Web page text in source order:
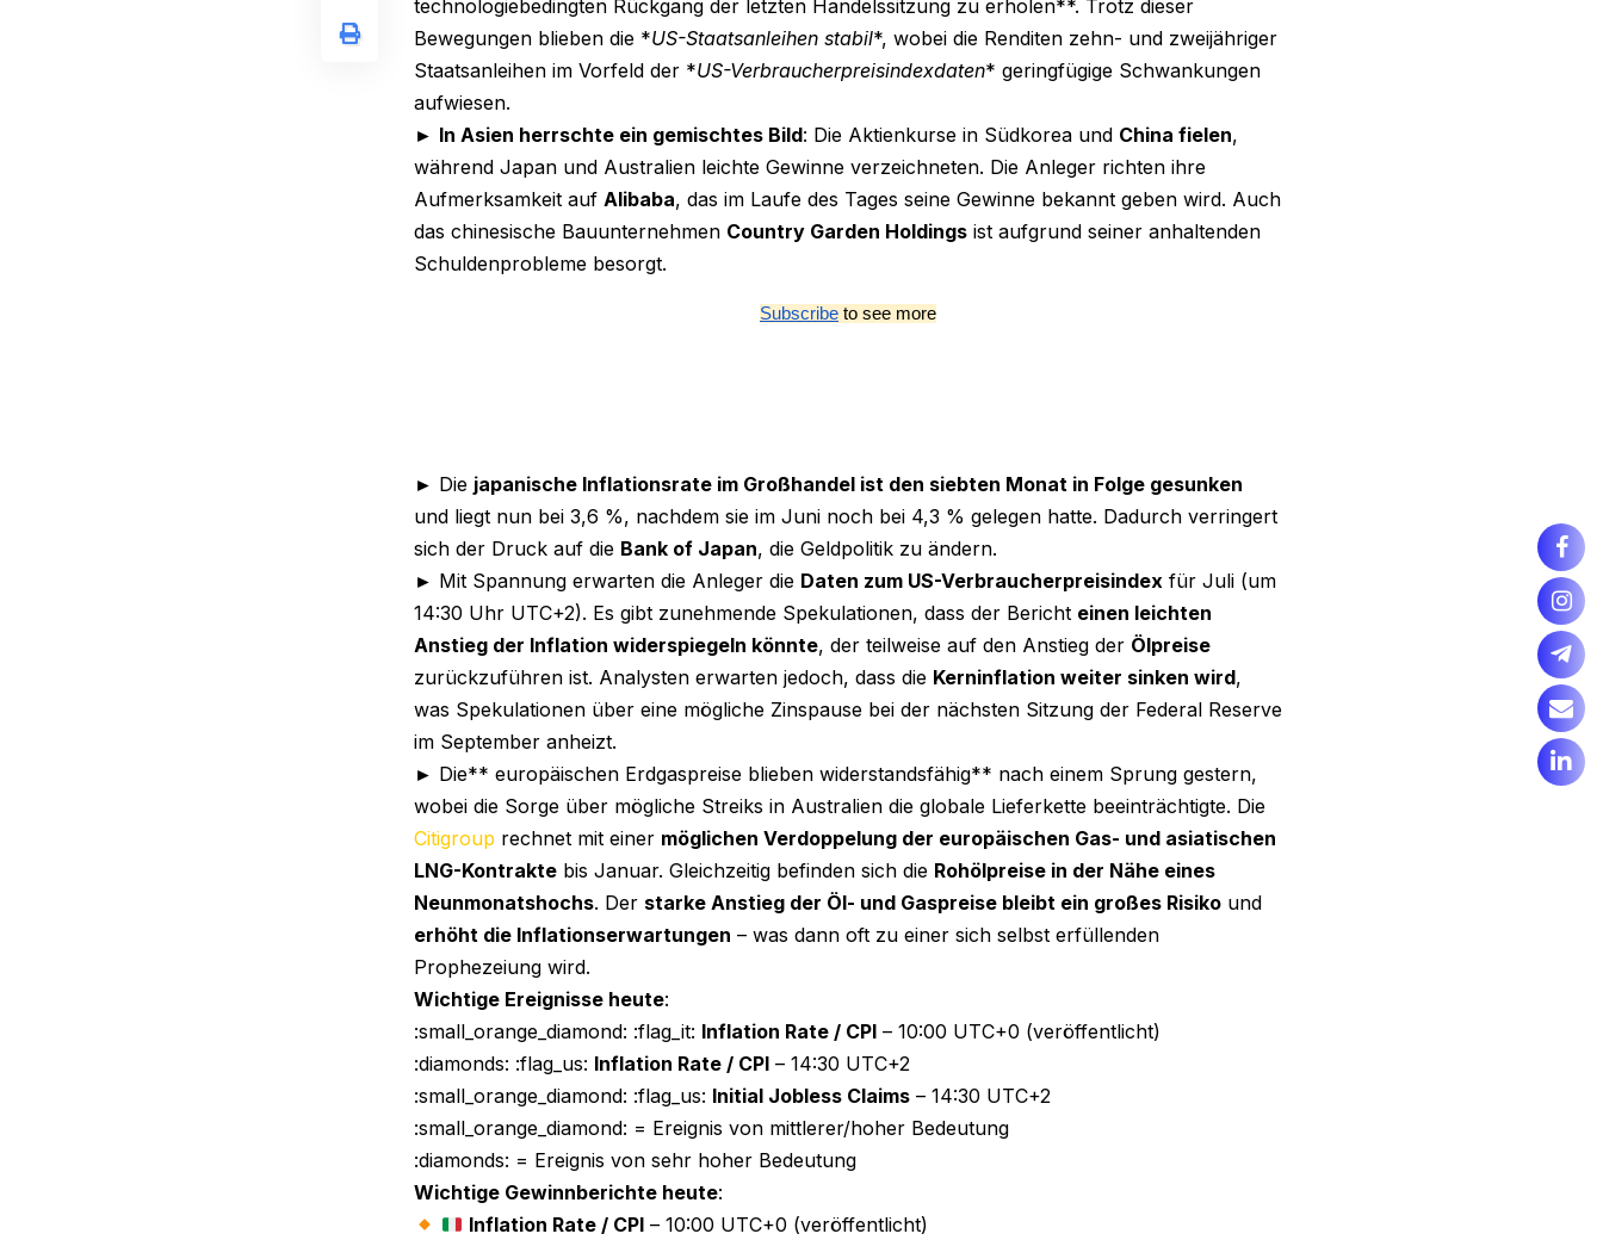
technologiebedingten Rückgang der letzten Handelssitzung zu erholen**. Trotz dieser
Bewegungen blieben die *US-Staatsanleihen stabil*, wobei die Renditen zehn- und zweijähriger
Staatsanleihen im Vorfeld der *US-Verbraucherpreisindexdaten* geringfügige Schwankungen
aufwiesen.
► In Asien herrschte ein gemischtes Bild: Die Aktienkurse in Südkorea und China fielen,
während Japan und Australien leichte Gewinne verzeichneten. Die Anleger richten ihre
Aufmerksamkeit auf Alibaba, das im Laufe des Tages seine Gewinne bekannt geben wird. Auch
das chinesische Bauunternehmen Country Garden Holdingsist aufgrund seiner anhaltenden
Schuldenprobleme besorgt.
Subscribe to see more
► Die japanische Inflationsrate im Großhandel ist den siebten Monat in Folge gesunken
und liegt nun bei 3,6 %, nachdem sie im Juni noch bei 4,3 % gelegen hatte. Dadurch verringert
sich der Druck auf die Bank of Japan, die Geldpolitik zu ändern.
► Mit Spannung erwarten die Anleger die Daten zum US-Verbraucherpreisindexfür Juli (um
14:30 Uhr UTC+2). Es gibt zunehmende Spekulationen, dass der Bericht einen leichten
Anstieg der Inflation widerspiegeln könnte, der teilweise auf den Anstieg der Ölpreise
zurückzuführen ist. Analysten erwarten jedoch, dass die Kerninflation weiter sinken wird,
was Spekulationen über eine mögliche Zinspause bei der nächsten Sitzung der Federal Reserve
im September anheizt.
► Die** europäischen Erdgaspreise blieben widerstandsfähig** nach einem Sprung gestern,
wobei die Sorge über mögliche Streiks in Australien die globale Lieferkette beeinträchtigte. Die
Citigroup rechnet mit einer möglichen Verdoppelung der europäischen Gas- und asiatischen
LNG-Kontraktebis Januar. Gleichzeitig befinden sich die Rohölpreise in der Nähe eines
Neunmonatshochs. Der starke Anstieg der Öl- und Gaspreise bleibt ein großes Risikound
erhöht die Inflationserwartungen – was dann oft zu einer sich selbst erfüllenden
Prophezeiung wird.
Wichtige Ereignisse heute:
:small_orange_diamond: :flag_it: Inflation Rate / CPI– 10:00 UTC+0 (veröffentlicht)
:diamonds: :flag_us: Inflation Rate / CPI– 14:30 UTC+2
:small_orange_diamond: :flag_us: Initial Jobless Claims– 14:30 UTC+2
:small_orange_diamond: = Ereignis von mittlerer/hoher Bedeutung
:diamonds: = Ereignis von sehr hoher Bedeutung
Wichtige Gewinnberichte heute:
Inflation Rate / CPI – 10:00 UTC+0 (veröffentlicht)